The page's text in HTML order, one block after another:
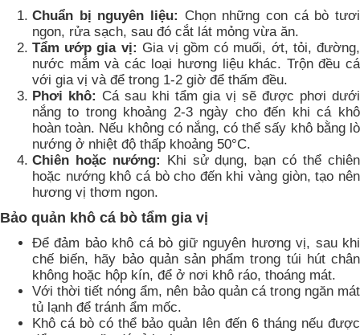
Chuẩn bị nguyên liệu: Chọn những con cá bò tươi
ngon, rửa sạch, sau đó cắt lát mỏng vừa ăn.
Tẩm ướp gia vị: Gia vị gồm có muối, ớt, tỏi, đường,
nước mắm và các loại hương liệu khác. Trộn đều cá
với gia vị và để trong 1-2 giờ để thấm đều.
Phơi khô: Cá sau khi tẩm gia vị sẽ được phơi dưới
nắng to trong khoảng 2-3 ngày cho đến khi cá khô
hoàn toàn. Nếu không có nắng, có thể sấy khô bằng lò
nướng ở nhiệt độ thấp khoảng 50°C.
Chiên hoặc nướng: Khi sử dụng, bạn có thể chiên
hoặc nướng khô cá bò cho đến khi vàng giòn, tạo nên
hương vị thơm ngon.
Bảo quản khô cá bò tẩm gia vị
Để đảm bảo khô cá bò giữ nguyên hương vị, sau khi
chế biến, hãy bảo quản sản phẩm trong túi hút chân
không hoặc hộp kín, để ở nơi khô ráo, thoáng mát.
Với thời tiết nóng ẩm, nên bảo quản cá trong ngăn mát
tủ lạnh để tránh ẩm mốc.
Khô cá bò có thể bảo quản lên đến 6 tháng nếu được